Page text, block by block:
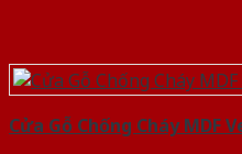
Cửa Gỗ Chống Cháy MDF